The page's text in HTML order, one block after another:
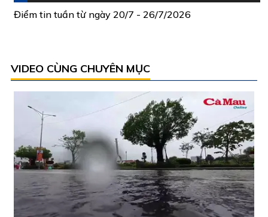
Điểm tin tuần từ ngày 20/7 - 26/7/2026
VIDEO CÙNG CHUYÊN MỤC